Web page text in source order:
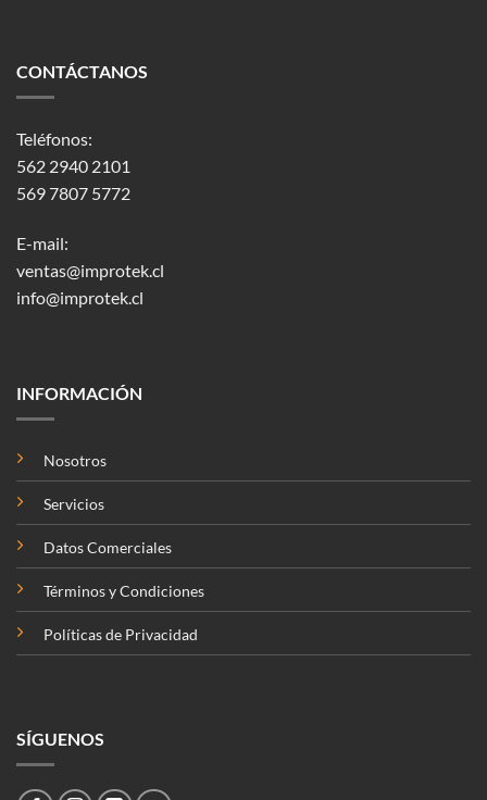
CONTÁCTANOS
Teléfonos:
562 2940 2101
569 7807 5772
E-mail:
ventas@improtek.cl
info@improtek.cl
INFORMACIÓN
Nosotros
Servicios
Datos Comerciales
Términos y Condiciones
Políticas de Privacidad
SÍGUENOS